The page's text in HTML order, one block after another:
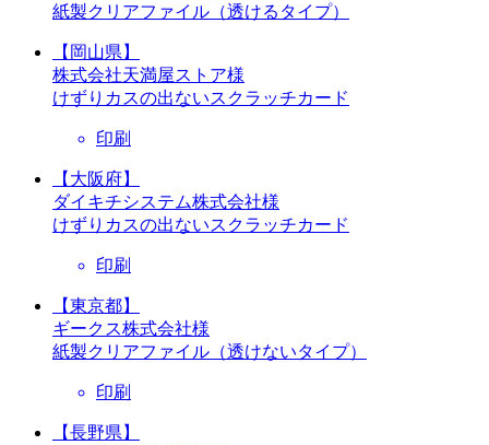
紙製クリアファイル（透けるタイプ）
【岡山県】
株式会社天満屋ストア様
けずりカスの出ないスクラッチカード
印刷
【大阪府】
ダイキチシステム株式会社様
けずりカスの出ないスクラッチカード
印刷
【東京都】
ギークス株式会社様
紙製クリアファイル（透けないタイプ）
印刷
【長野県】